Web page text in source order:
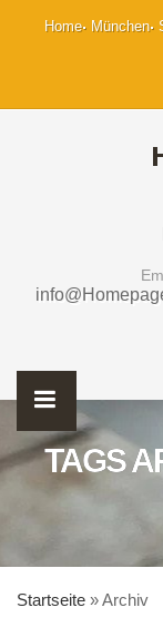
Home München
TAGS
Startseite »Archiv